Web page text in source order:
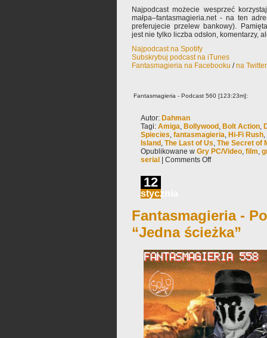
Najpodcast możecie wesprzeć
małpa–fantasmagieria.net - na ten
preferujecie przelew bankowy).
jest nie tylko liczba odsłon, komentarzy,
Najpodcast na Spotify
Subskrybuj podcast na iTunes
Fantasmagieria na Facebooku /na
Fantasmagieria - Podcast 560 [123:23m]:
Autor: Dahman
Tagi: Amiga, Bollywood , Bolt Action,
Spiecies, fantasmagieria, Hi-Fi Rush,
Island , The Last of Us, The Secret of
Opublikowane w Gry PC/Video, film,
serial
Comments Off
12
stycznia
Fantasmagieria -
“Jedna ścieżka”